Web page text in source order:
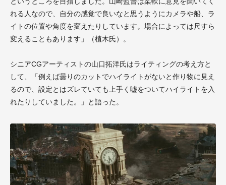
れる人なので、自分の感覚で良いなと思うようにカメラや船、ラ
イトの位置や角度を変えたりしています。場合によっては尺すら
変えることもあります」（植木氏）。
シニアCGアーティストの山口拓洋氏はライティングの考え方と
して、「例えば曇りのカットでハイライトがないと作り物に見え
るので、設定とはズレていても上手く嘘をついてハイライトを入
れたりしていました。」と語った。